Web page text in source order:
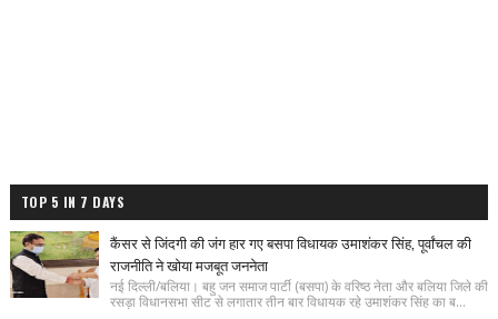
TOP 5 IN 7 DAYS
कैंसर से जिंदगी की जंग हार गए बसपा विधायक उमाशंकर सिंह, पूर्वांचल की
राजनीति ने खोया मजबूत जननेता
नई दिल्ली/बलिया। बहु जन समाज पार्टी (बसपा) के वरिष्ठ नेता और बलिया जिले की
रसड़ा विधानसभा सीट से लगातार तीन बार विधायक रहे उमाशंकर सिंह का ब...